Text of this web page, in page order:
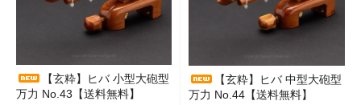
【玄粋】ヒバ 小型大砲型
万力 No.43【送料無料】
【玄粋】ヒバ 中型大砲型
万力 No.44【送料無料】